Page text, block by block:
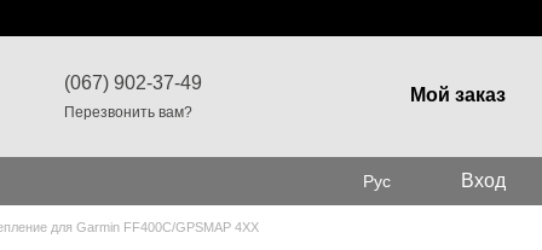
(067) 902-37-49
Перезвонить вам?
Мой заказ
Рус Вход
для Garmin FF400C/GPSMAP 4XX